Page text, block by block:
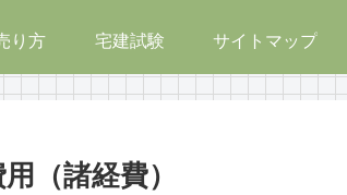
り方 宅建試験 サイトマップ
（諸経費）